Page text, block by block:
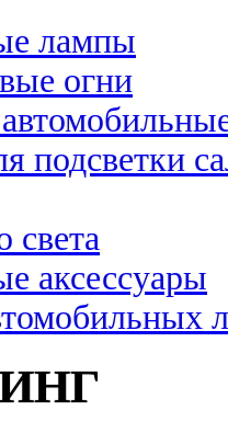
лампы
огни
подсветки
света
аксессуары